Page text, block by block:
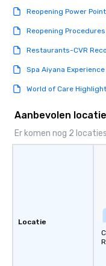
Reopening Power Point
Reopening
Restaurants-CVR
Spa Aiyana
World of Care
Aanbevolen
Er komen nog 2
Locatie